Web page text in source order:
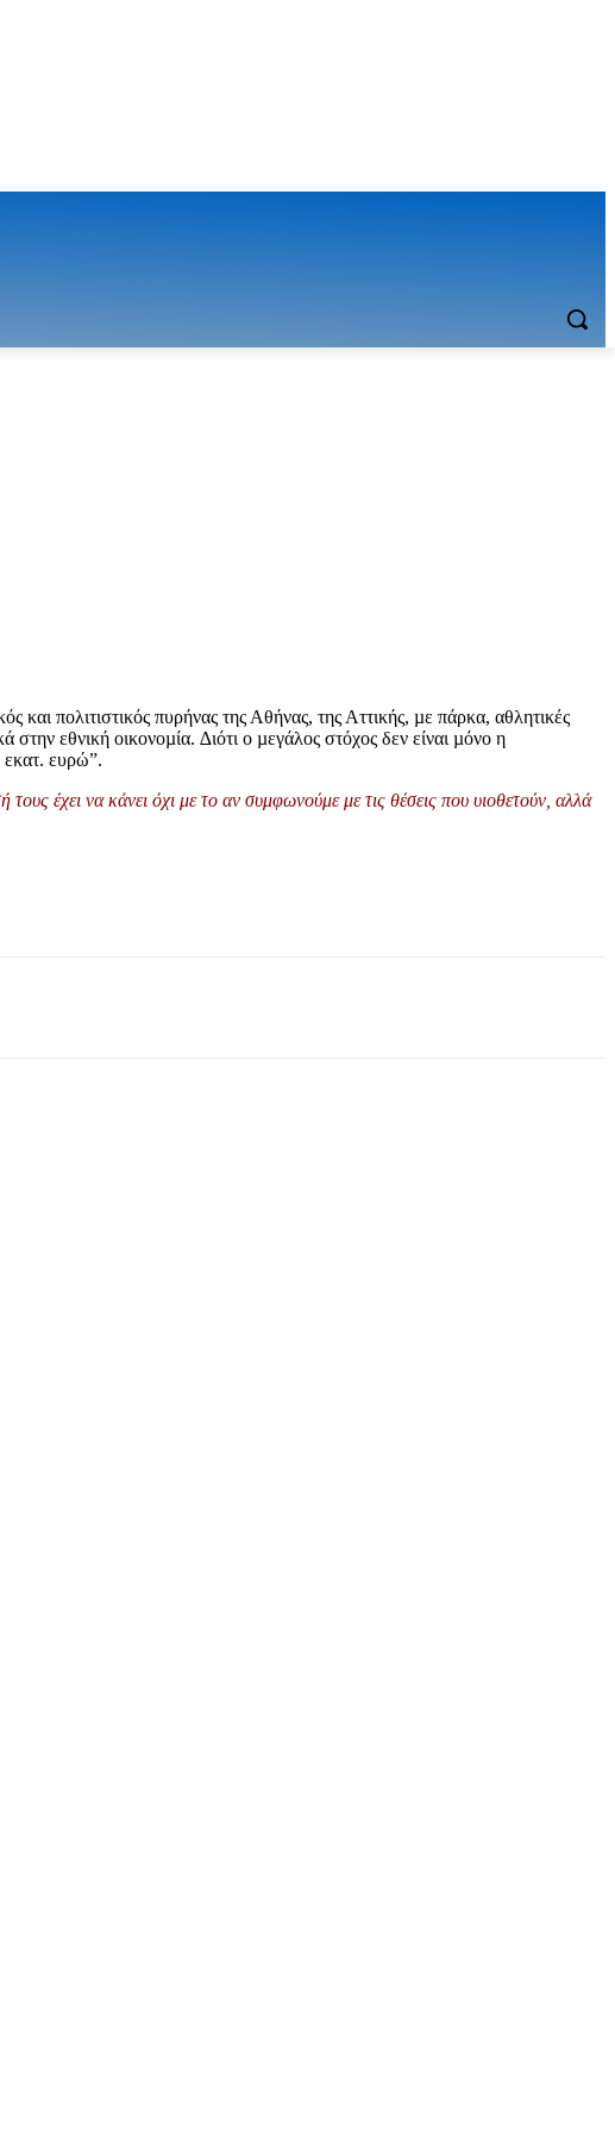
και πολιτιστικός πυρήνας της Αθήνας, της Αττικής, µε πάρκα, αθλητικές
στην εθνική οικονοµία. ∆ιότι ο µεγάλος στόχος δεν είναι µόνο η
ευρώ”.
έχει να κάνει όχι με το αν συμφωνούμε με τις θέσεις που υιοθετούν, αλλά